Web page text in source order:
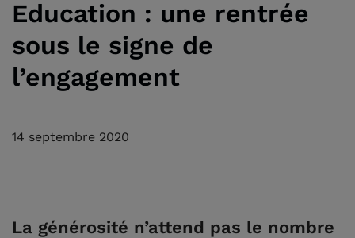
Education : une rentrée
sous le signe de
l’engagement
14 septembre 2020
La générosité n’attend pas le nombre